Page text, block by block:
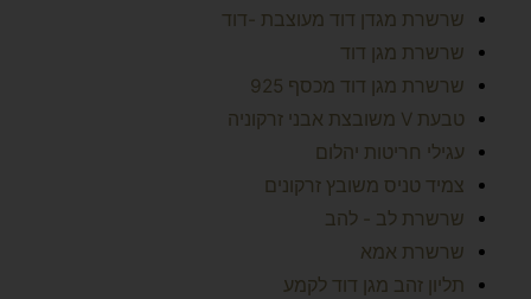
שרשרת מגדן דוד מעוצבת -דוד
שרשרת מגן דוד
שרשרת מגן דוד מכסף 925
טבעת V משובצת אבני זרקוניה
עגילי חריטות יהלום
צמיד טניס משובץ זרקונים
שרשרת לב - להב
שרשרת אמא
תליון זהב מגן דוד לקמע